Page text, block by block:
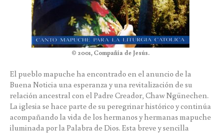
© 2001, Compañía de Jesús.
El pueblo mapuche ha encontrado en el anuncio de la
Buena Noticia una esperanza y una revitalización de su
relación ancestral con el Padre Creador, Chaw Ngünechen.
La iglesia se hace parte de su peregrinar histórico y continúa
acompañando la vida de los hermanos y hermanas mapuche
iluminada por la Palabra de Dios. Esta breve y sencilla